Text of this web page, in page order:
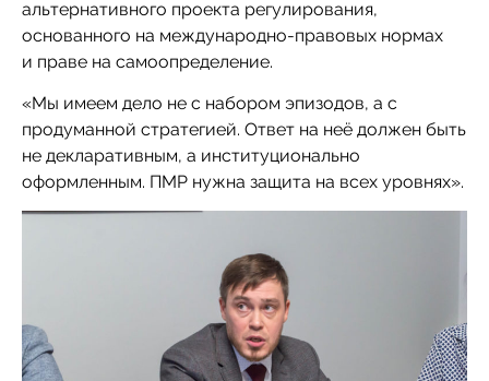
альтернативного проекта регулирования,
основанного на международно-правовых нормах
и праве на самоопределение.
«Мы имеем дело не с набором эпизодов, а с
продуманной стратегией. Ответ на неё должен быть
не декларативным, а институционально
оформленным. ПМР нужна защита на всех уровнях».